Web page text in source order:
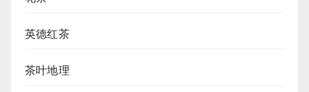
英德红茶
茶叶地理